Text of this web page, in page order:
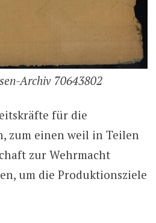
Archiv 70643802
für die
zum einen weil in Teilen
zur Wehrmacht
um die Produktionsziele